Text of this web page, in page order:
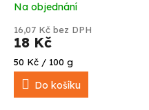
Na objednání
16,07 Kč bez DPH
18 Kč
Měrná
cena:
50 Kč / 100 g
Do košíku